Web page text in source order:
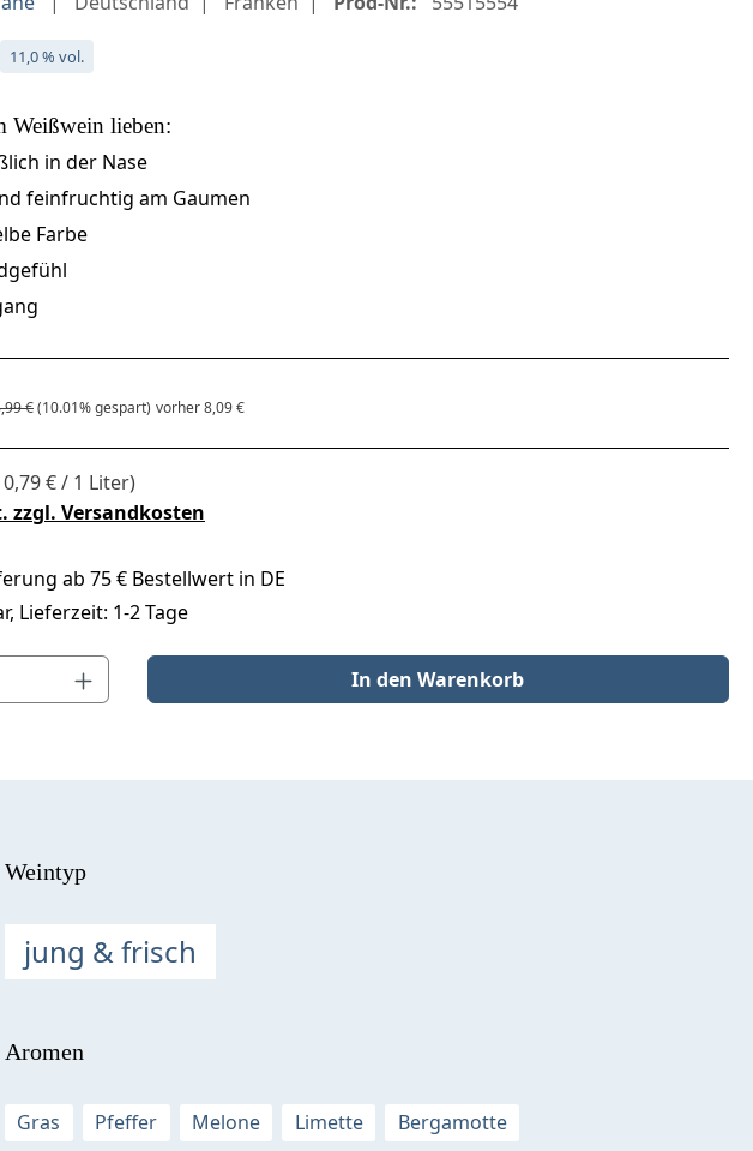
11,0 % vol.
Weißwein lieben:
in der Nase
feinfruchtig am Gaumen
Farbe
Preis:
€(10.01% gespart) vorher 8,09 €
€ / 1 Liter)
zzgl. Versandkosten
ab 75 € Bestellwert in DE
Lieferzeit: 1-2 Tage
gewünschten Wert ein oder benutze die Schaltflächen um die Anzahl zu erhöhen oder zu
In den Warenkorb
Weintyp
jung & frisch
Aromen
Gras Pfeffer Melone Limette Bergamotte